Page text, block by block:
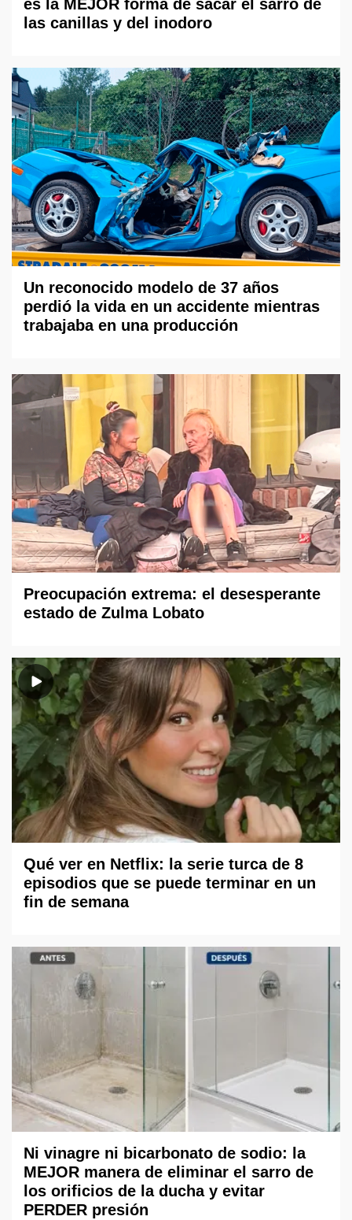
es la MEJOR forma de sacar el sarro de
las canillas y del inodoro
Un reconocido modelo de 37 años
perdió la vida en un accidente mientras
trabajaba en una producción
Preocupación extrema: el desesperante
estado de Zulma Lobato
Qué ver en Netflix: la serie turca de 8
episodios que se puede terminar en un
fin de semana
Ni vinagre ni bicarbonato de sodio: la
MEJOR manera de eliminar el sarro de
los orificios de la ducha y evitar
PERDER presión